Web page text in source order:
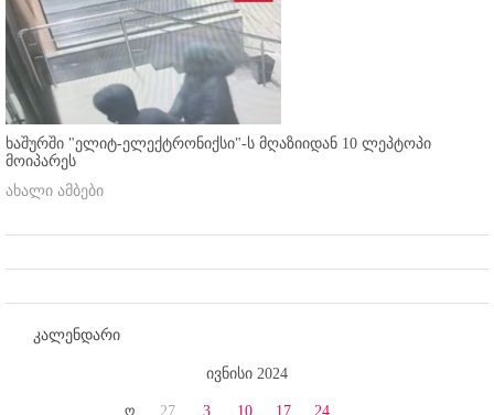
ხაშურში "ელიტ-ელექტრონიქსი"-ს მღაზიიდან 10 ლეპტოპი
მოიპარეს
ახალი ამბები
კალენდარი
ივნისი 2024
ო 27 3 10 17 24